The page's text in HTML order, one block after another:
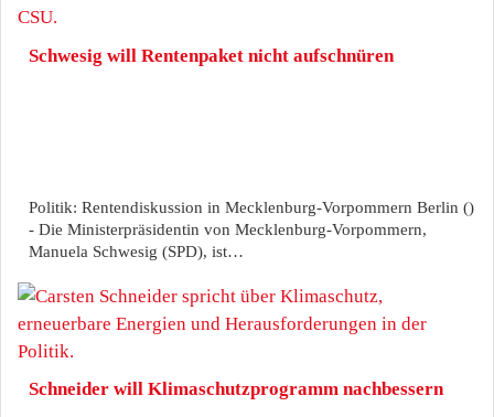
Schwesig will Rentenpaket nicht aufschnüren
Politik: Rentendiskussion in Mecklenburg-Vorpommern Berlin ()
- Die Ministerpräsidentin von Mecklenburg-Vorpommern,
Manuela Schwesig (SPD), ist…
Schneider will Klimaschutzprogramm nachbessern